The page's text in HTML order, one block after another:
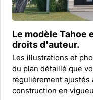
Le modèle Tahoe
droits d'auteur.
Les illustrations et
du plan détaillé que
régulièrement ajustés
construction en